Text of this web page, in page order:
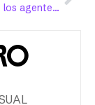
Carlitos sobre los agentes del ICE: “Si vienen, yo los distraigo”